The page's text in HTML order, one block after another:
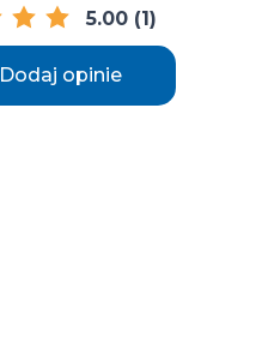
5.00 (1)
Dodaj opinie